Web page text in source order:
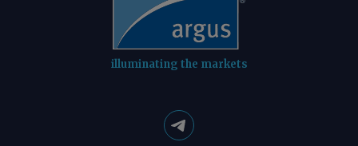
illuminating the markets